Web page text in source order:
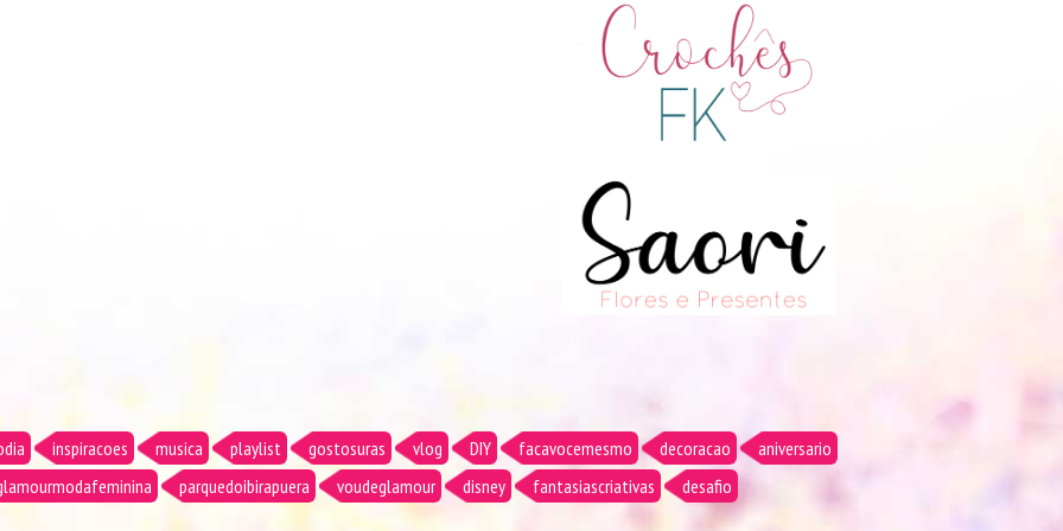
inspiracoes musica playlist gostosuras vlog DIY facavocemesmo decoracao
aniversario
parquedoibirapuera voudeglamour disney fantasiascriativas desafio